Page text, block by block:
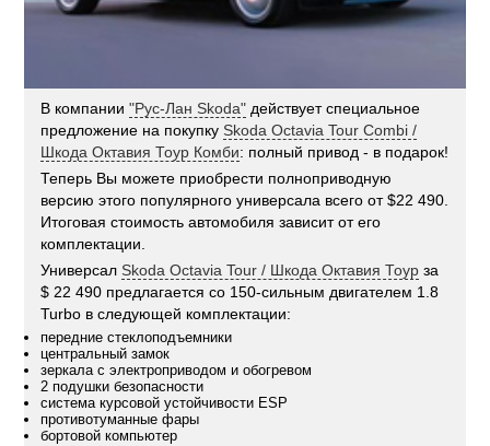
В компании"Рус-Лан Skoda" действует специальное
предложение на покупку Skoda Octavia Tour Combi /
Шкода Октавия Тоур Комби: полный привод - в подарок!
Теперь Вы можете приобрести полноприводную
версию этого популярного универсала всего от $22 490.
Итоговая стоимость автомобиля зависит от его
комплектации.
Универсал Skoda Octavia Tour / Шкода Октавия Тоур за
$ 22 490 предлагается со 150-сильным двигателем 1.8
Turbo в следующей комплектации:
передние стеклоподъемники
центральный замок
зеркала с электроприводом и обогревом
2 подушки безопасности
система курсовой устойчивости ESP
противотуманные фары
бортовой компьютер